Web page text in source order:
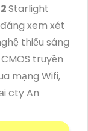
Starlight
xem xét
thiếu sáng
truyền
mạng Wifi,
cty An